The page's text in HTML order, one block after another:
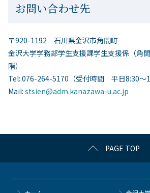
お問い合わせ先
〒920-1192 石川県金沢市角間町
金沢大学学務部学生支援課学生支援係（角
階）
Tel: 076-264-5170（受付時間 平日8:30～
Mail: stsien@adm.kanazawa-u.ac.jp
PAGE TOP